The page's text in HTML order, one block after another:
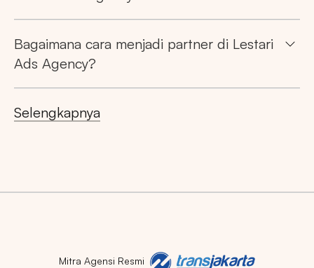
Bagaimana cara menjadi partner di Lestari
Ads Agency?
Selengkapnya
Mitra Agensi Resmi